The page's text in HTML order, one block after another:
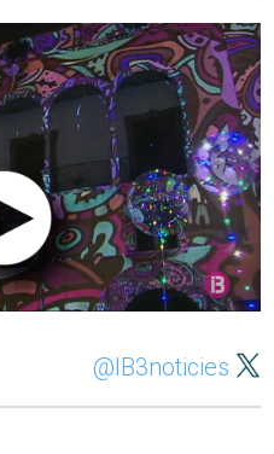
@IB3noticies